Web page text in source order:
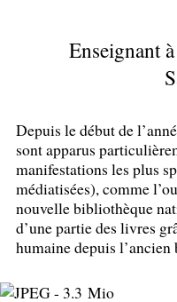
Enseignant
Depuis le début de
sont apparus
manifestations les plus
médiatisées), comme
nouvelle bibliothèque
d’une partie des livres
humaine depuis